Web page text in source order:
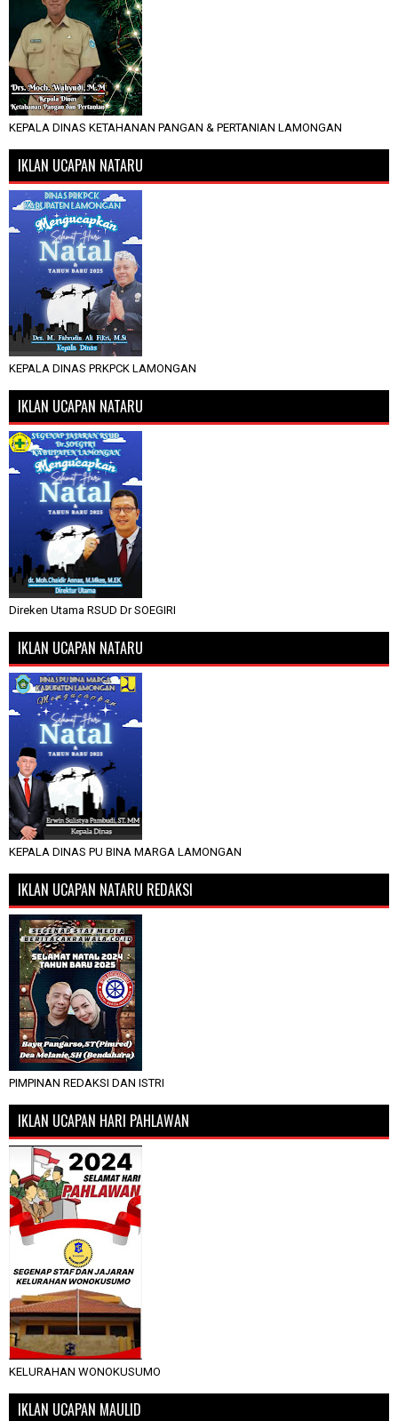
KEPALA DINAS KETAHANAN PANGAN & PERTANIAN LAMONGAN
IKLAN UCAPAN NATARU
KEPALA DINAS PRKPCK LAMONGAN
IKLAN UCAPAN NATARU
Direken Utama RSUD Dr SOEGIRI
IKLAN UCAPAN NATARU
KEPALA DINAS PU BINA MARGA LAMONGAN
IKLAN UCAPAN NATARU REDAKSI
PIMPINAN REDAKSI DAN ISTRI
IKLAN UCAPAN HARI PAHLAWAN
KELURAHAN WONOKUSUMO
IKLAN UCAPAN MAULID